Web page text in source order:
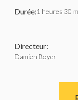
Durée:1 heures 30
Directeur:
Damien Boyer